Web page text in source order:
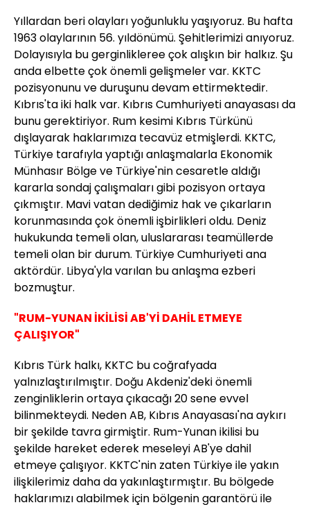
Yıllardan beri olayları yoğunluklu yaşıyoruz. Bu hafta
1963 olaylarının 56. yıldönümü. Şehitlerimizi anıyoruz.
Dolayısıyla bu gerginlikleree çok alışkın bir halkız. Şu
anda elbette çok önemli gelişmeler var. KKTC
pozisyonunu ve duruşunu devam ettirmektedir.
Kıbrıs'ta iki halk var. Kıbrıs Cumhuriyeti anayasası da
bunu gerektiriyor. Rum kesimi Kıbrıs Türkünü
dışlayarak haklarımıza tecavüz etmişlerdi. KKTC,
Türkiye tarafıyla yaptığı anlaşmalarla Ekonomik
Münhasır Bölge ve Türkiye'nin cesaretle aldığı
kararla sondaj çalışmaları gibi pozisyon ortaya
çıkmıştır. Mavi vatan dediğimiz hak ve çıkarların
korunmasında çok önemli işbirlikleri oldu. Deniz
hukukunda temeli olan, uluslararası teamüllerde
temeli olan bir durum. Türkiye Cumhuriyeti ana
aktördür. Libya'yla varılan bu anlaşma ezberi
bozmuştur.
"RUM-YUNAN İKİLİSİ AB'Yİ DAHİL ETMEYE
ÇALIŞIYOR"
Kıbrıs Türk halkı, KKTC bu coğrafyada
yalnızlaştırılmıştır. Doğu Akdeniz'deki önemli
zenginliklerin ortaya çıkacağı 20 sene evvel
bilinmekteydi. Neden AB, Kıbrıs Anayasası'na aykırı
bir şekilde tavra girmiştir. Rum-Yunan ikilisi bu
şekilde hareket ederek meseleyi AB'ye dahil
etmeye çalışıyor. KKTC'nin zaten Türkiye ile yakın
ilişkilerimiz daha da yakınlaştırmıştır. Bu bölgede
haklarımızı alabilmek için bölgenin garantörü ile